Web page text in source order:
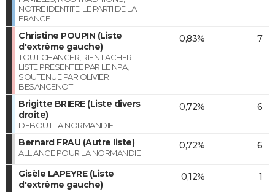
NOTRE IDENTITE. LE PARTI DE LA
FRANCE
Christine POUPIN (Liste
d'extrême gauche)
TOUT CHANGER, RIEN LACHER !
LISTE PRESENTEE PAR LE NPA,
SOUTENUE PAR OLIVIER
BESANCENOT
0,83% 7
Brigitte BRIERE (Liste divers
droite)
DEBOUT LA NORMANDIE
0,72% 6
Bernard FRAU (Autre liste)
ALLIANCE POUR LA NORMANDIE
0,72% 6
Gisèle LAPEYRE (Liste
d'extrême gauche)
0,12% 1